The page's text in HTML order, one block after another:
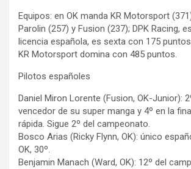
Equipos: en OK manda KR Motorsport
Parolin (257) y Fusion (237); DPK Racing,
licencia española, es sexta con 175
KR Motorsport domina con 485 puntos.
Pilotos españoles
Daniel Miron Lorente (Fusion, OK-Junior):
vencedor de su super manga y 4º en la
rápida. Sigue 2º del campeonato.
Bosco Arias (Ricky Flynn, OK): único
OK, 30º.
Benjamin Manach (Ward, OK): 12º del